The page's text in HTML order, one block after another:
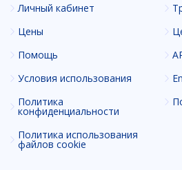
Личный кабинет
Цены
Помощь
Условия использования
Политика
конфиденциальности
Политика использования
файлов cookie